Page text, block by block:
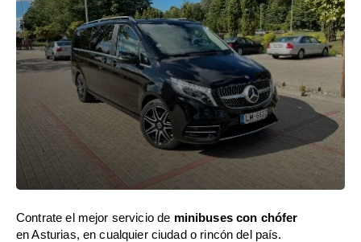
Contrate el mejor servicio de minibuses con chófer
en Asturias, en cualquier ciudad o rincón del país.